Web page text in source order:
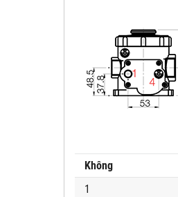
Không
1